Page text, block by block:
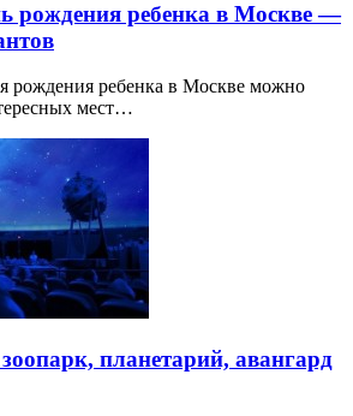
рождения ребенка в Москве —
рождения ребенка в Москве можно
мест…
планетарий, авангард